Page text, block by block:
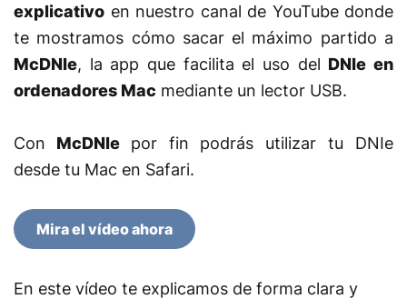
explicativo en nuestro canal de YouTube donde
te mostramos cómo sacar el máximo partido a
McDNIe, la app que facilita el uso del DNIe en
ordenadores Mac mediante un lector USB.
Con McDNIe por fin podrás utilizar tu DNIe
desde tu Mac en Safari.
Mira el vídeo ahora
En este vídeo te explicamos de forma clara y